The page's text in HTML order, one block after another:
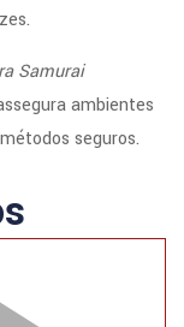
Samurai
ambientes
seguros.